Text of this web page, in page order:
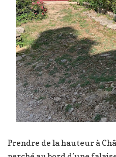
Prendre de la hauteur à